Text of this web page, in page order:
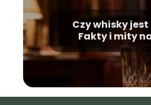
Czy whisky
Fakty i mity
alkoholu